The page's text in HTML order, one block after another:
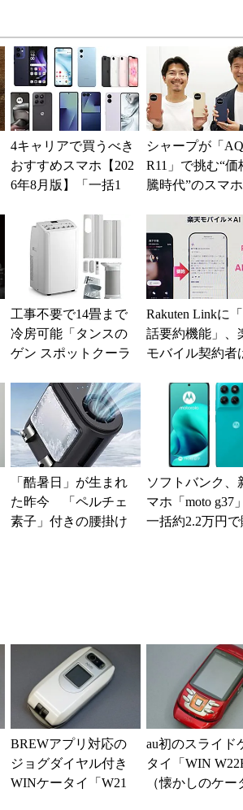
4キャリアで買うべき
おすすめスマホ【202
6年8月版】「一括1
得なiPhone／...
シャープが「
R11」で挑む“価
騰時代”のスマ
よりも既存ユーザ
ー...
工事不要で14畳まで
冷房可能「タンスの
ゲン スポットクーラ
ムセールで10...
Rakuten Linkに
話要約機能」、
モバイル契約者
「酷暑日」が生まれ
た昨今 「ペルチェ
素子」付きの腰掛け
ソフトバンク、
マホ「moto g37
一括約2.2万円で
BREWアプリ対応の
ジョグダイヤル付き
WINケータイ「W21
au初のスライド
タイ「WIN
（懐かしのケー